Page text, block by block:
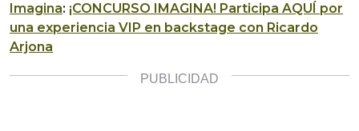
Imagina: ¡CONCURSO IMAGINA! Participa AQUÍ por
una experiencia VIP en backstage con Ricardo
Arjona